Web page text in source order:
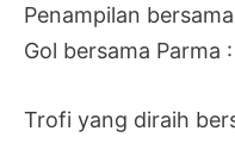
Penampilan
Gol bersama Parma
Trofi yang diraih